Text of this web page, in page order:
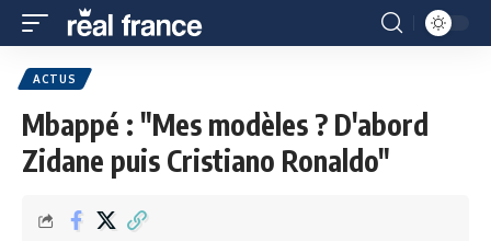
ACTUS
Mbappé : "Mes modèles ? D'abord
Zidane puis Cristiano Ronaldo"